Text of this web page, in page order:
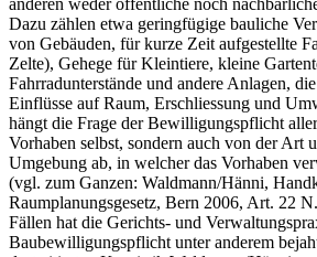
anderen weder öffentliche noch
Dazu zählen etwa geringfügige bauliche
von Gebäuden, für kurze Zeit aufgestellte
Zelte), Gehege für Kleintiere, kleine
Fahrradunterstände und andere Anlagen,
Einflüsse auf Raum, Erschliessung und
hängt die Frage der Bewilligungspflicht
Vorhaben selbst, sondern auch von der Art
Umgebung ab, in welcher das Vorhaben
(vgl. zum Ganzen: Waldmann/Hänni,
Raumplanungsgesetz, Bern 2006, Art. 22
Fällen hat die Gerichts- und
Baubewilligungspflicht unter anderem